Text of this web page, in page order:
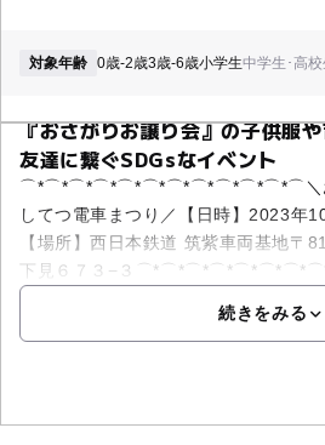
対象年齢 0歳-2歳3歳-6歳小学生中学生･高校
『おさがりお譲り会』の子供服
友達に繋ぐSDGsなイベント
⌒*⌒*⌒*⌒*⌒*⌒*⌒*⌒*⌒*⌒*⌒*⌒＼お
してつ電車まつり／【日時】2023年
【場所】西日本鉄道 筑紫車両基地〒
下見６７３−３
続きをみる